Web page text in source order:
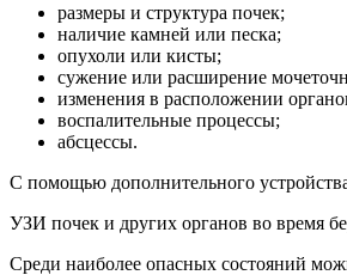
размеры и структура почек;
наличие камней или песка;
опухоли или кисты;
сужение или расширение
изменения в расположении
воспалительные процессы;
абсцессы.
С помощью дополнительного
УЗИ почек и других органов во время
Среди наиболее опасных состояний